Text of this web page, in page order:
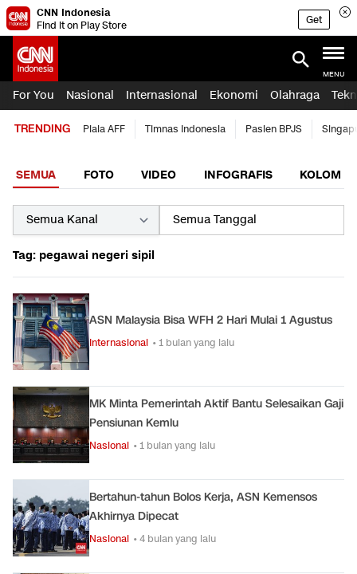
CNN Indonesia
Find it on Play Store
Get
MENU
For You Nasional Internasional Ekonomi Olahraga
TRENDING Piala AFF Timnas Indonesia Pasien BPJS
SEMUA FOTO VIDEO INFOGRAFIS KOLOM
Tag: pegawai negeri sipil
ASN Malaysia Bisa WFH 2 Hari Mulai 1 Agustus
Internasional • 1 bulan yang lalu
MK Minta Pemerintah Aktif Bantu Selesaikan Gaji
Pensiunan Kemlu
Nasional • 1 bulan yang lalu
Bertahun-tahun Bolos Kerja, ASN Kemensos
Akhirnya Dipecat
Nasional • 4 bulan yang lalu